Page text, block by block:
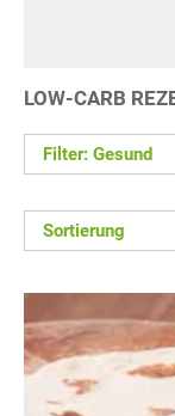
LOW-CARB
Filter: Gesund
Sortierung